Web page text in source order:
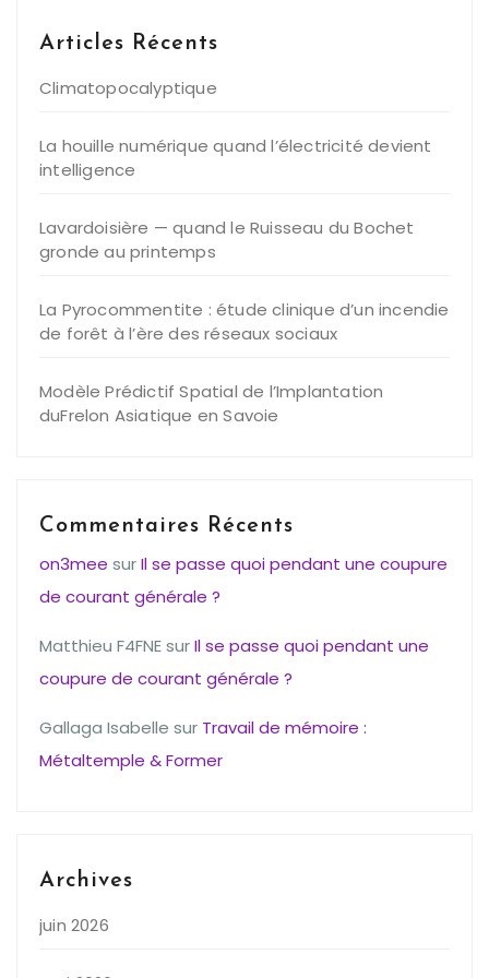
Articles Récents
Climatopocalyptique
La houille numérique quand l’électricité devient
intelligence
Lavardoisière — quand le Ruisseau du Bochet
gronde au printemps
La Pyrocommentite : étude clinique d’un incendie
de forêt à l’ère des réseaux sociaux
Modèle Prédictif Spatial de l’Implantation
duFrelon Asiatique en Savoie
Commentaires Récents
on3mee surIl se passe quoi pendant une coupure
de courant générale ?
Matthieu F4FNEsurIl se passe quoi pendant une
coupure de courant générale ?
Gallaga Isabelle sur Travail de mémoire :
Métaltemple & Former
Archives
juin 2026